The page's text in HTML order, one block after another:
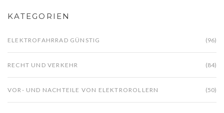
KATEGORIEN
ELEKTROFAHRRAD GÜNSTIG (96)
RECHT UND VERKEHR (84)
VOR- UND NACHTEILE VON ELEKTROROLLERN (50)